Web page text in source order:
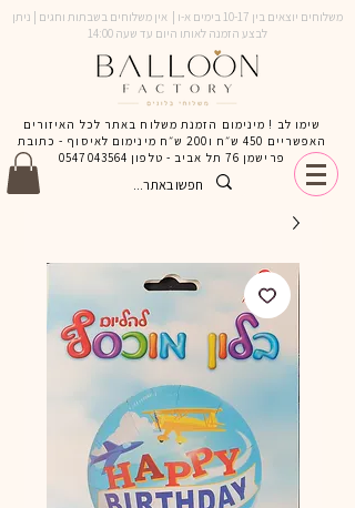
משלוחים יוצאים בין 10-17 בימים א-ו | אין משלוחים בשבתות וחגים | ניתן
לבצע הזמנה לאותו היום עד שעה 14:00
שימו לב ! מינימום הזמנת משלוח באתר לכל האיזורים
האפשריים 450 ש״ח ו200 ש״ח מינימום לאיסוף - כתובת
פרישמן 76 תל אביב - טלפון
0547043564